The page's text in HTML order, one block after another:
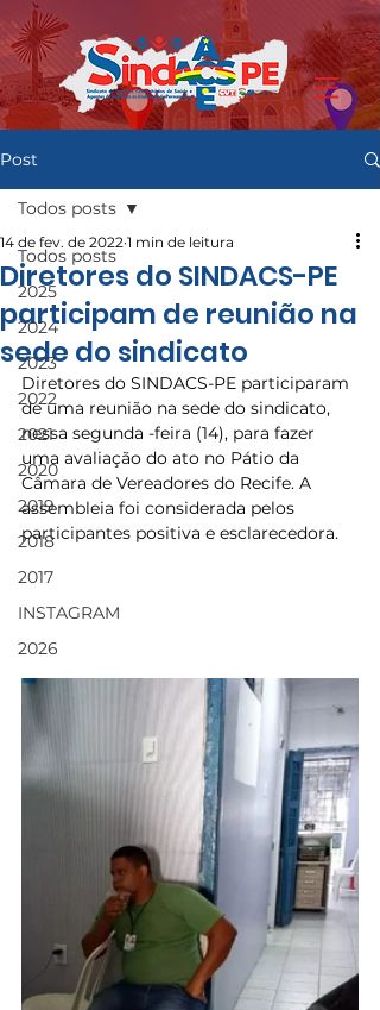
Post
Todos posts
2025
2024
2023
2022
2021
2020
2019
2018
2017
INSTAGRAM
2026
Todos posts
Diretores do SINDACS-PE
participam de reunião na
sede do sindicato
14 de fev. de 2022 1 min de leitura
Diretores do SINDACS-PE participaram
de uma reunião na sede do sindicato,
nessa segunda -feira (14), para fazer
uma avaliação do ato no Pátio da
Câmara de Vereadores do Recife. A
assembleia foi considerada pelos
participantes positiva e esclarecedora.